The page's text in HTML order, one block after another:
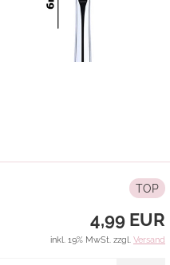
TOP
4,99 EUR
inkl. 19% MwSt. zzgl. Versand